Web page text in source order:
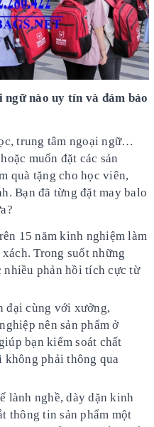
nào uy tín và đảm bảo
trung tâm ngoại ngữ…
muốn đặt các sản
quà tặng cho học viên,
Bạn đã từng đặt may balo
15 năm kinh nghiệm làm
Trong suốt những
nhiều phản hồi tích cực từ
đại cùng với xưởng,
nên sản phẩm ở
bạn kiểm soát chất
không phải thông qua
lành nghề, dày dặn kinh
thông tin sản phẩm một